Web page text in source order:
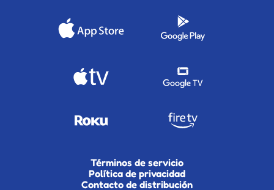
Términos de servicio
Política de privacidad
Contacto de distribución